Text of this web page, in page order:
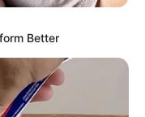
Better